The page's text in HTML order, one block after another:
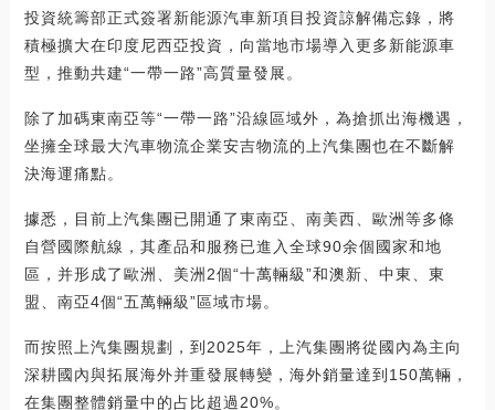
投資統籌部正式簽署新能源汽車新項目投資諒解備忘錄，將
積極擴大在印度尼西亞投資，向當地市場導入更多新能源車
型，推動共建“一帶一路”高質量發展。
除了加碼東南亞等“一帶一路”沿線區域外，為搶抓出海機遇，
坐擁全球最大汽車物流企業安吉物流的上汽集團也在不斷解
決海運痛點。
據悉，目前上汽集團已開通了東南亞、南美西、歐洲等多條
自營國際航線，其產品和服務已進入全球90余個國家和地
區，并形成了歐洲、美洲2個“十萬輛級”和澳新、中東、東
盟、南亞4個“五萬輛級”區域市場。
而按照上汽集團規劃，到2025年，上汽集團將從國內為主向
深耕國內與拓展海外并重發展轉變，海外銷量達到150萬輛，
在集團整體銷量中的占比超過20%。